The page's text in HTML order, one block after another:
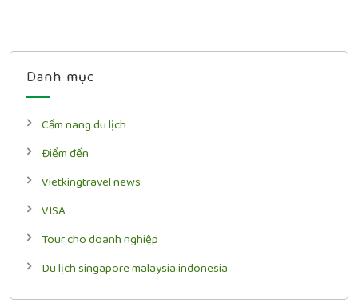
Danh mục
Cẩm nang du lịch
Điểm đến
Vietkingtravel news
VISA
Tour cho doanh nghiệp
Du lịch singapore malaysia indonesia